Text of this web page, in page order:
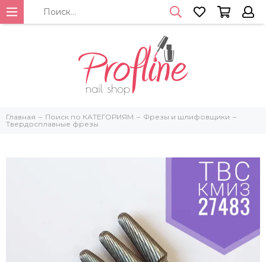
Главная Поиск по КАТЕГОРИЯМ
Фрезы и шлифовщики
Твердосплавные фрезы